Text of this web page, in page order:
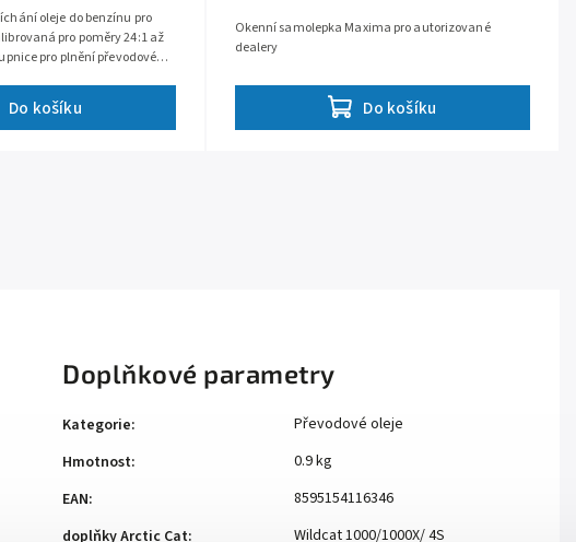
Do košíku
oleje do benzínu pro
pro poměry 24:1 až
pro plnění převodového
Do košíku
Okenní samolepka Maxima pro autorizované
dealery
Doplňkové parametry
Kategorie:
Převodové oleje
Hmotnost:
0.9 kg
EAN:
8595154116346
doplňky Arctic Cat:
Wildcat 1000/1000X/ 4S